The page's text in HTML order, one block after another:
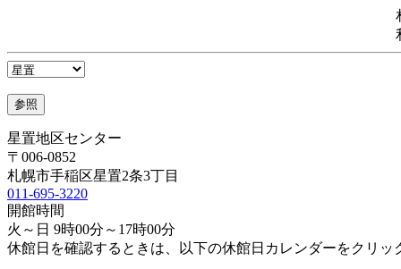
星置地区センター
〒006-0852
札幌市手稲区星置2条3丁目
011-695-3220
開館時間
火～日 9時00分～17時00分
休館日を確認するときは、以下の休館日カレンダーをクリッ